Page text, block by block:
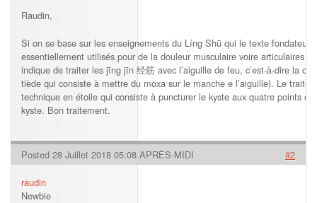
Raudin,
Si on se base sur les enseignements du Líng Shū qui le texte
essentiellement utilisés pour de la douleur musculaire voire articulaires
indique de traiter les jīng jīn 经筋 avec l’aiguille de feu, c’est-à-dire la
tiède qui consiste à mettre du moxa sur le manche e l’aiguille). Le
technique en étoile qui consiste à puncturer le kyste aux quatre points
kyste. Bon traitement.
Posted 28 Juillet 2018 05:08 APRÈS-MIDI #2
raudin
Newbie